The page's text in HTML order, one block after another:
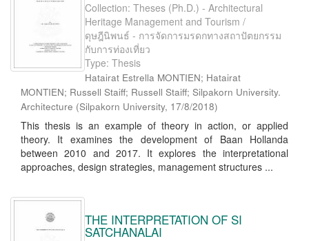
Collection: Theses (Ph.D.) - Architectural
Heritage Management and Tourism /
ดุษฎีนิพนธ์ - การจัดการมรดกทางสถาปัตยกรรม
กับการท่องเที่ยว
Type: Thesis
Hatairat Estrella MONTIEN; Hatairat
MONTIEN; Russell Staiff; Russell Staiff; Silpakorn University.
Architecture (Silpakorn University, 17/8/2018)
This thesis is an example of theory in action, or applied
theory. It examines the development of Baan Hollanda
between 2010 and 2017. It explores the interpretational
approaches, design strategies, management structures ...
THE INTERPRETATION OF SI
SATCHANALAI